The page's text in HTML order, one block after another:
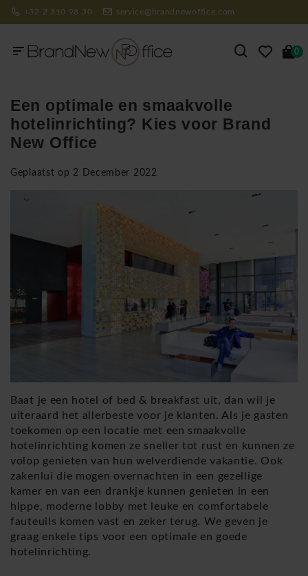
+32 2 310 98 30 service@brandnewoffice.com
0
Een optimale en smaakvolle
hotelinrichting? Kies voor Brand
New Office
Geplaatst op 2 December 2022
Baat je een hotel of bed & breakfast uit, dan wil je
uiteraard het allerbeste voor je klanten. Als je gasten
toekomen op een locatie met een smaakvolle
hotelinrichting komen ze sneller tot rust en kunnen ze
volop genieten van hun welverdiende vakantie. Ook
zakenlui die mogen overnachten in een gezellige
kamer en van een drankje kunnen genieten in een
hippe, moderne lobby met leuke en comfortabele
fauteuils komen vast en zeker terug. We geven je
graag enkele tips voor een optimale en goede
hotelinrichting.